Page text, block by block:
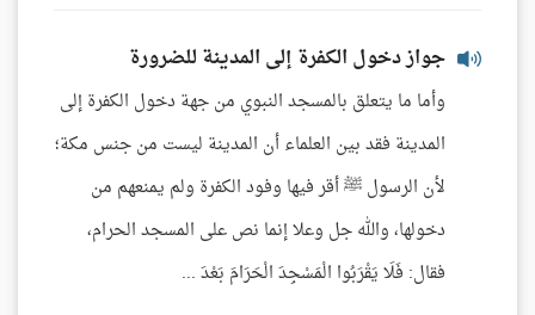
جواز دخول الكفرة إلى المدينة للضرورة
وأما ما يتعلق بالمسجد النبوي من جهة دخول الكفرة إلى
المدينة فقد بين العلماء أن المدينة ليست من جنس مكة؛
لأن الرسول ﷺ أقر فيها وفود الكفرة ولم يمنعهم من
دخولها، والله جل وعلا إنما نص على المسجد الحرام،
فقال: فَلَا يَقْرَبُوا الْمَسْجِدَ الْحَرَامَ بَعْدَ ...